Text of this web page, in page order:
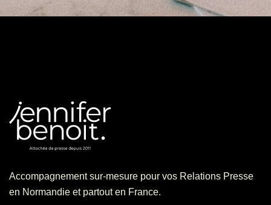
Accompagnement sur-mesure pour vos Relations Presse
en Normandie et partout en France.